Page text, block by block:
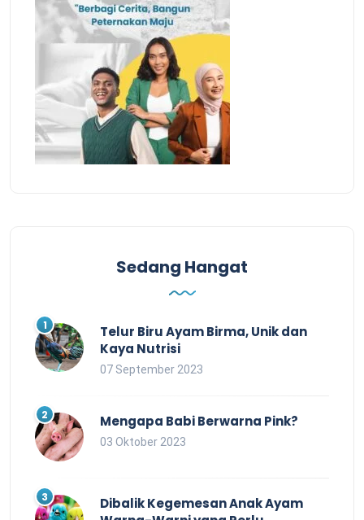
Sedang Hangat
Telur Biru Ayam Birma, Unik dan
Kaya Nutrisi
07 September 2023
Mengapa Babi Berwarna Pink?
03 Oktober 2023
Dibalik Kegemesan Anak Ayam